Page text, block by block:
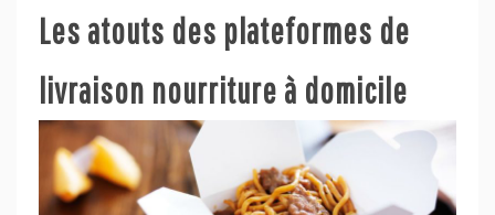
Les atouts des plateformes de
livraison nourriture à domicile